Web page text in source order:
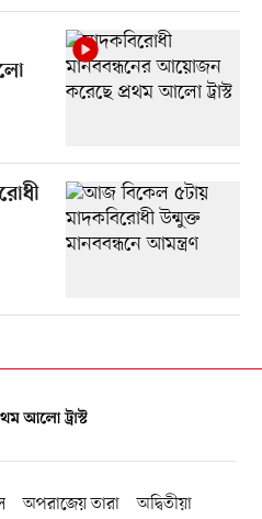
অপরাজেয় তারা
অদ্বিতীয়া